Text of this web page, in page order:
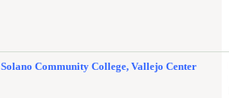
Solano Community College, Vallejo Center